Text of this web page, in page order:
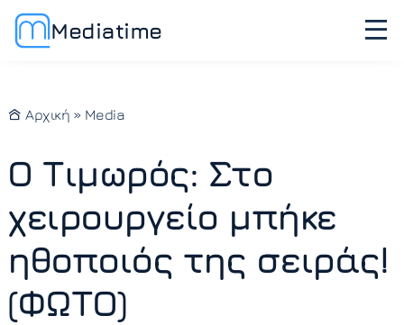
Mediatime
Αρχική » Media
Ο Τιμωρός: Στο
χειρουργείο μπήκε
ηθοποιός της σειράς!
(ΦΩΤΟ)